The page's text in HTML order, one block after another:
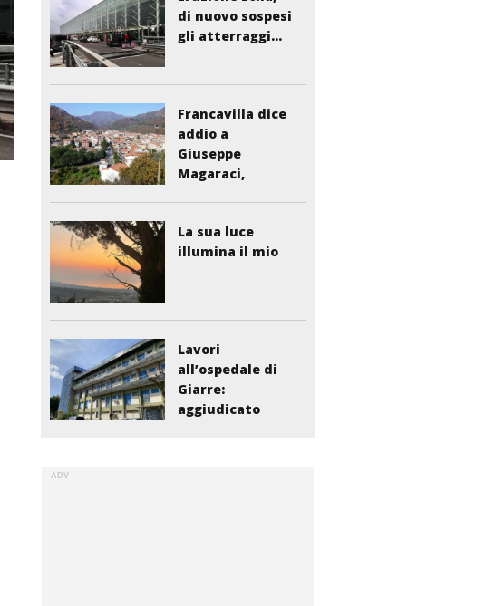
di nuovo sospesi
gli atterraggi...
Francavilla dice
addio a
Giuseppe
Magaraci,
La sua luce
illumina il mio
Lavori
all’ospedale di
Giarre:
aggiudicato